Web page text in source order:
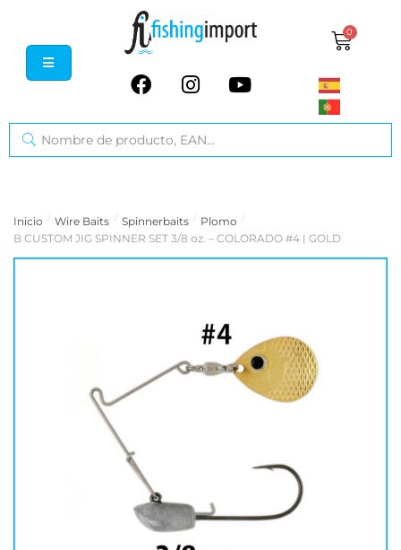
0
Inicio / Wire Baits / Spinnerbaits / Plomo /
B CUSTOM JIG SPINNER SET 3/8 oz. – COLORADO #4 | GOLD